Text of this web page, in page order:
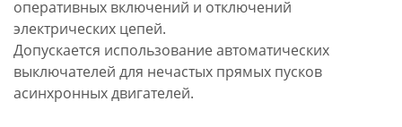
оперативных включений и отключений
электрических цепей.
Допускается использование автоматических
выключателей для нечастых прямых пусков
асинхронных двигателей.